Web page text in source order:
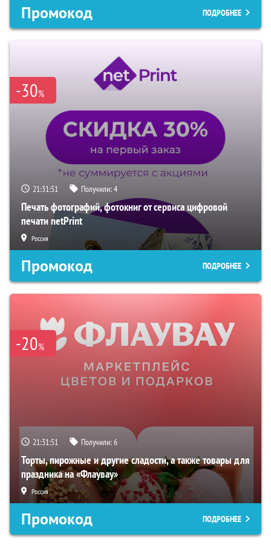
Промокод ПОДРОБНЕЕ
-30%
21:31:50 Получили:4
Печать фотографий, фотокниг от сервиса цифровой
печати netPrint
Россия
Промокод ПОДРОБНЕЕ
-20%
21:31:50 Получили:6
Торты, пирожные и другие сладости, а также товары для
праздника на «Флаувау»
Россия
Промокод ПОДРОБНЕЕ